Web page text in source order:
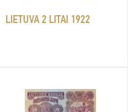
LIETUVA 2 LITAI 1922